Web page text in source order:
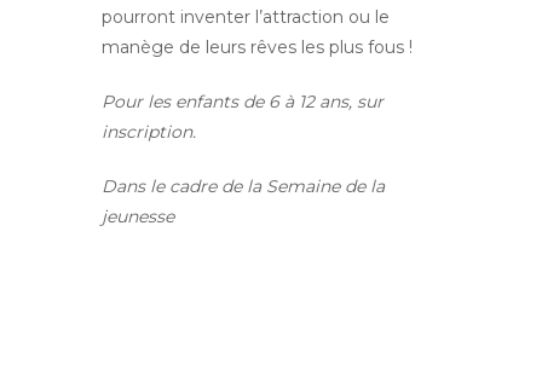
pourront inventer l’attraction ou le
manège de leurs rêves les plus fous !
Pour les enfants de 6 à 12 ans, sur
inscription.
Dans le cadre de la Semaine de la
jeunesse